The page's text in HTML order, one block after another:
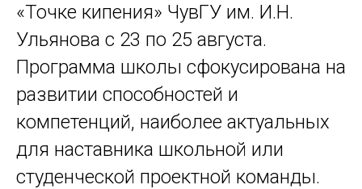
«Точке кипения» ЧувГУ им. И.Н.
Ульянова с 23 по 25 августа.
Программа школы сфокусирована на
развитии способностей и
компетенций, наиболее актуальных
для наставника школьной или
студенческой проектной команды.